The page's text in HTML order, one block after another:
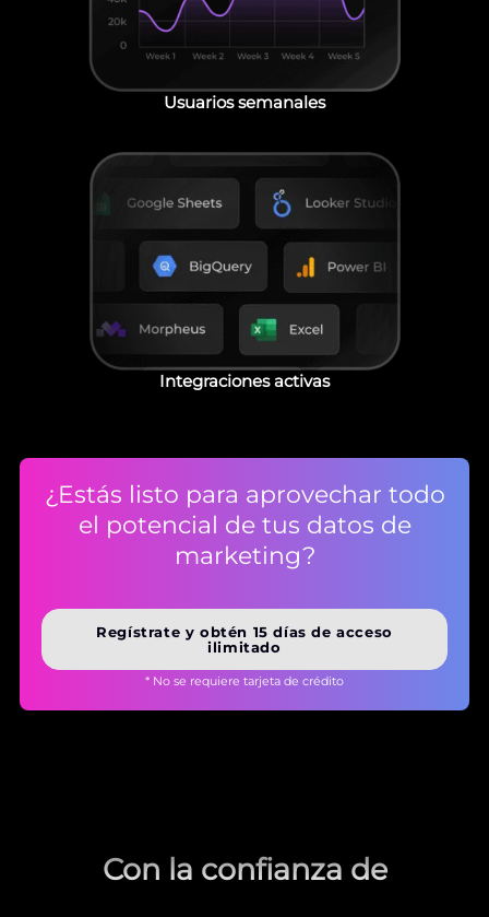
Usuarios semanales
Integraciones activas
¿Estás listo para aprovechar todo
el potencial de tus datos de
marketing?
Regístrate y obtén 15 días de acceso
ilimitado
* No se requiere tarjeta de crédito
Con la confianza de